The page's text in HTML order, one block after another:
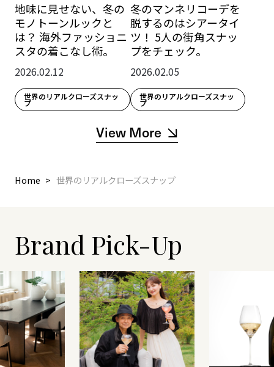
地味に見せない、冬の
モノトーンルックと
は？ 海外ファッショニ
スタの着こなし術。
2026.02.12
世界のリアルクローズスナッ
プ
冬のマンネリコーデを
脱するのはシアータイ
ツ！ 5人の街角スナッ
プをチェック。
2026.02.05
世界のリアルクローズスナッ
プ
View More
Home 世界のリアルクローズスナップ
Brand Pick-Up